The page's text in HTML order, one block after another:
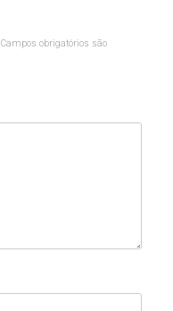
Campos obrigatórios são